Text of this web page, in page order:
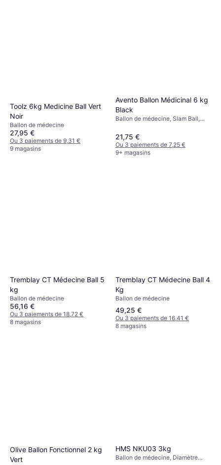
Toolz 6kg Medicine Ball Vert
Noir
Ballon de médecine
27,95 €
Ou 3 paiements de 9,31 €
9 magasins
Avento Ballon Médicinal 6 kg
Black
Ballon de médecine, Slam Ball,
21,75 €
Ou 3 paiements de 7,25 €
9+ magasins
Tremblay CT Médecine Ball 5
kg
Ballon de médecine
56,16 €
Ou 3 paiements de 18,72 €
8 magasins
Tremblay CT Médecine Ball 4
Kg
Ballon de médecine
49,25 €
Ou 3 paiements de 16,41 €
8 magasins
Olive Ballon Fonctionnel 2 kg
Vert
HMS NKU03 3kg
Ballon de médecine, Diamètre